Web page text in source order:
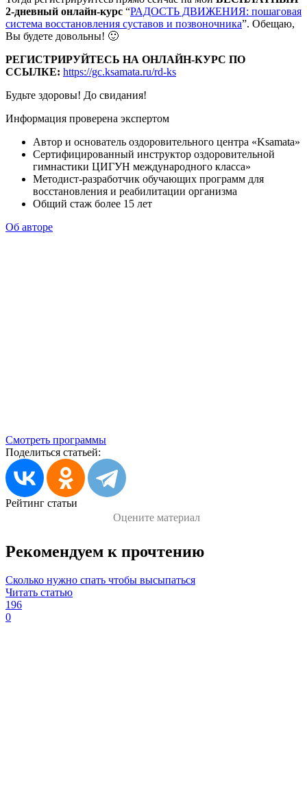
2-дневный онлайн-курс “РАДОСТЬ ДВИЖЕНИЯ: пошаговая
система восстановления суставов и позвоночника”. Обещаю,
Вы будете довольны! 🙂
РЕГИСТРИРУЙТЕСЬ НА ОНЛАЙН-КУРС ПО
ССЫЛКЕ: https://gc.ksamata.ru/rd-ks
Будьте здоровы! До свидания!
Информация проверена экспертом
Автор и основатель оздоровительного центра «Ksamata»
Сертифицированный инструктор оздоровительной
гимнастики ЦИГУН международного класса»
Методист-разработчик обучающих программ для
восстановления и реабилитации организма
Общий стаж более 15 лет
Об авторе
Смотреть программы
Поделиться статьей:
Рейтинг статьи
Оцените материал
Рекомендуем к прочтению
Сколько нужно спать чтобы высыпаться
Читать статью
196
0